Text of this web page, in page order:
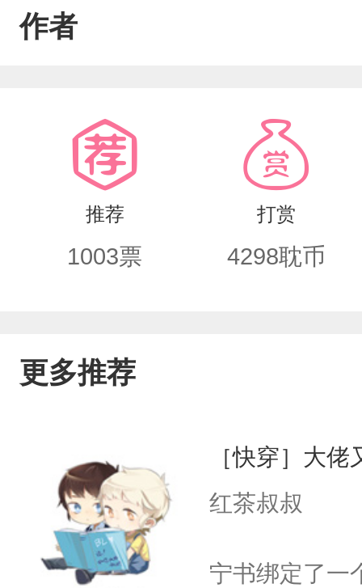
卷嘛，帮帮我嘛~”许青霖完全没有抵抗
会有人支持的吧？高冷男神许青霖举起
坛上都在讨论，实验小班的cp！许青
在评论区泥塑江尘予：老婆老婆老婆
作者
推荐
1003票
打赏
4298耽币
更多推荐
［快穿］大
红茶叔叔
宁书绑定了一